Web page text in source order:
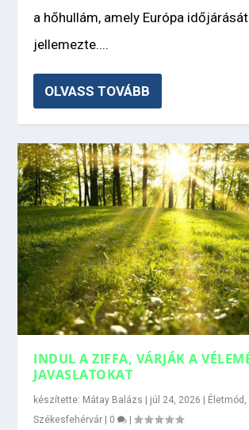
a hőhullám, amely Európa időjárását
jellemezte....
OLVASS TOVÁBB
INDUL A ZIFFA, VÁRJÁK A
JAVASLATOKAT
készítette: Mátay Balázs júl 24, 2026 Életmód ,
Székesfehérvár
0 |